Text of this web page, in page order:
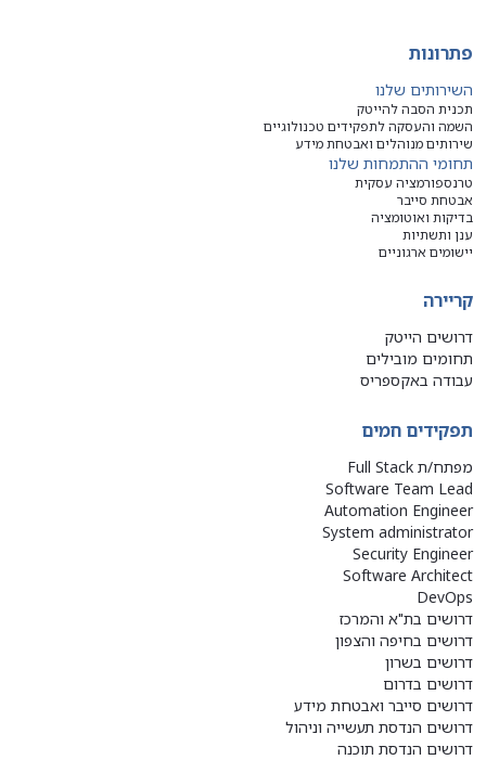
פתרונות
השירותים שלנו
תכנית הסבה להייטק
השמה והעסקה לתפקידים טכנולוגיים
שירותים מנוהלים ואבטחת מידע
תחומי ההתמחות שלנו
טרנספורמציה עסקית
אבטחת סייבר
בדיקות ואוטומציה
ענן ותשתיות
יישומים ארגוניים
קריירה
דרושים הייטק
תחומים מובילים
עבודה באקספריס
תפקידים חמים
מפתח/ת Full Stack
Software Team Lead
Automation Engineer
System administrator
Security Engineer
Software Architect
DevOps
דרושים בת"א והמרכז
דרושים בחיפה והצפון
דרושים בשרון
דרושים בדרום
דרושים סייבר ואבטחת מידע
דרושים הנדסת תעשייה וניהול
דרושים הנדסת תוכנה